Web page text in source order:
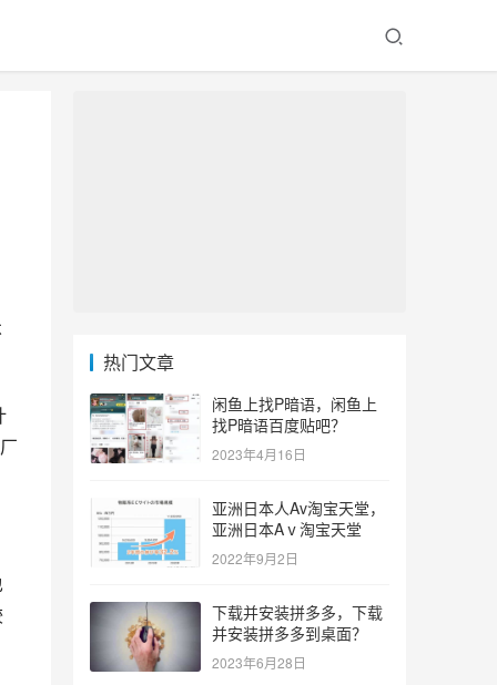
热门文章
闲鱼上找P暗语，闲鱼上
找P暗语百度贴吧？
2023年4月16日
亚洲日本人Av淘宝天堂，
亚洲日本Aⅴ淘宝天堂
2022年9月2日
下载并安装拼多多，下载
并安装拼多多到桌面？
2023年6月28日